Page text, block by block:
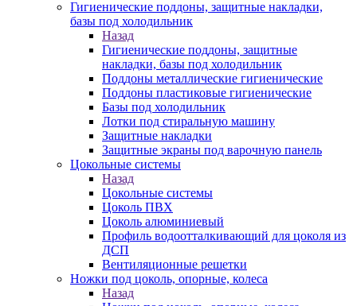
Гигиенические поддоны, защитные накладки,
базы под холодильник
Назад
Гигиенические поддоны, защитные
накладки, базы под холодильник
Поддоны металлические гигиенические
Поддоны пластиковые гигиенические
Базы под холодильник
Лотки под стиральную машину
Защитные накладки
Защитные экраны под варочную панель
Цокольные системы
Назад
Цокольные системы
Цоколь ПВХ
Цоколь алюминиевый
Профиль водоотталкивающий для цоколя из
ДСП
Вентиляционные решетки
Ножки под цоколь, опорные, колеса
Назад